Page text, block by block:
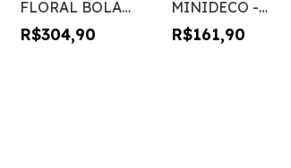
FLORAL BOLA
15 com rede -
caixa com 12
R$304,90
MINIDECO -
caixa com 12
PEÇAS
R$161,90